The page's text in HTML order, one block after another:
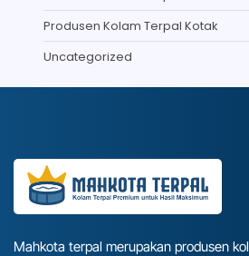
Produsen Kolam Terpal Kotak
Uncategorized
Mahkota terpal merupakan produsen